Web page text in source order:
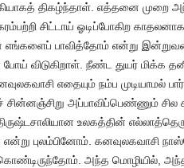
திகழ்ந்தாள். எத்தனை முறை
சிட்டாய் ஓடிப்போகிற
பாவித்தோம் என்று
விடுகிறாள். நீண்ட துயர் மிக்க
எதையும் நம்ப முடியாமல்
அப்பாவிப்பெண்ணும்
உலகத்தின்
புலம்பினோம். கனவுலகவாசி
கொண்டிருந்தோம். அந்த மொழியில்,